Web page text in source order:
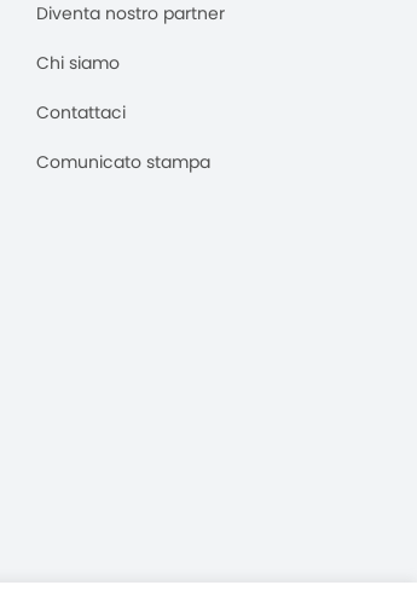
Diventa nostro partner
Chi siamo
Contattaci
Comunicato stampa